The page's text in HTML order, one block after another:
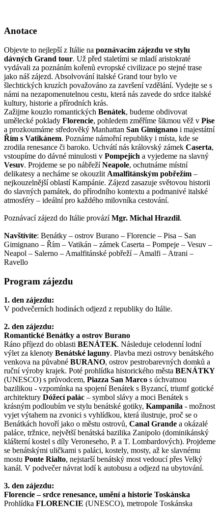
Anotace
Objevte to nejlepší z Itálie na poznávacím zájezdu ve stylu
dávných Grand tour. Už před staletími se mladí aristokraté
vydávali za poznáním kořenů evropské civilizace po stejné trase
jako náš zájezd. Absolvování italské Grand tour bylo ve
šlechtických kruzích považováno za završení vzdělání. Vydejte se s
námi na nezapomenutelnou cestu, která nás zavede do srdce italské
kultury, historie a přírodních krás.
Zažijme kouzlo romantických Benátek, budeme obdivovat
umělecké poklady Florencie, pohledem změříme šikmou věž v Pise
a prozkoumáme středověký Manhattan San Gimignano i majestátní
Řím s Vatikánem. Poznáme námořní republiky i místa, kde se
zrodila renesance či baroko. Uchvátí nás královský zámek Caserta,
vstoupíme do dávné minulosti v Pompejích a vyjedeme na slavný
Vesuv. Projdeme se po nábřežíNeapole, ochutnáme místní
delikatesy a necháme se okouzlit Amalfitánským pobřežím –
nejkouzelnější oblastí Kampánie. Zájezd zasazuje světovou historii
do slavných památek, do přírodního kontextu a podmanivé italské
atmosféry – ideální pro každého milovníka cestování.
Poznávací zájezd do Itálie provázíMgr. Michal Hrazdil.
Navštívíte: Benátky – ostrov Burano – Florencie – Pisa – San
Gimignano – Řím – Vatikán – zámek Caserta – Pompeje – Vesuv –
Neapol – Salerno – Amalfitánské pobřeží – Amalfi – Atrani –
Ravello
Program zájezdu
1. den zájezdu:
V podvečerních hodinách odjezd z republiky do Itálie.
2. den zájezdu:
Romantické Benátky a ostrov Burano
Ráno příjezd do oblasti BENÁTEK. Následuje celodenní lodní
výlet za klenoty Benátské laguny. Plavba mezi ostrovy benátského
venkova na půvabné BURANO, ostrov pestrobarevných domků a
ruční výroby krajek. Poté prohlídka historického města BENÁTKY
(UNESCO) s průvodcem, Piazza San Marco s úchvatnou
bazilikou - vzpomínka na spojení Benátek s Byzancí, triumf gotické
architektury Dóžecí palác – symbol slávy a moci Benátek s
krásným podloubím ve stylu benátské gotiky, Kampanila - možnost
vyjet výtahem na zvonici s vyhlídkou, která ilustruje, proč se o
Benátkách hovoří jako o městu ostrovů, Canal Grande a okázalé
paláce, tržnice, největší benátská bazilika Zanipolo (dominikánský
klášterní kostel s díly Veroneseho, P. a T. Lombardových). Projdeme
se benátskými uličkami s paláci, kostely, mosty, až ke slavnému
mostu Ponte Rialto, nejstarší benátský most vedoucí přes Velký
kanál. V podvečer návrat lodí k autobusu a odjezd na ubytování.
3. den zájezdu:
Florencie – srdce renesance, umění a historie Toskánska
Prohlídka FLORENCIE (UNESCO), metropole Toskánska